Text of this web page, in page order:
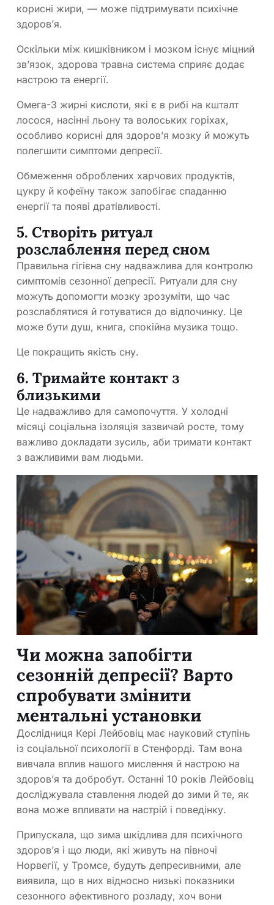
корисні жири, — може підтримувати психічне
здоров’я.
Оскільки між кишківником і мозком існує міцний
зв’язок, здорова травна система сприяє додає
настрою та енергії.
Омега-3 жирні кислоти, які є в рибі на кшталт
лосося, насінні льону та волоських горіхах,
особливо корисні для здоров’я мозку й можуть
полегшити симптоми депресії.
Обмеження оброблених харчових продуктів,
цукру й кофеїну також запобігає спаданню
енергії та появі дратівливості.
5. Створіть ритуал
розслаблення перед сном
Правильна гігієна сну надважлива для контролю
симптомів сезонної депресії. Ритуали для сну
можуть допомогти мозку зрозуміти, що час
розслаблятися й готуватися до відпочинку. Це
може бути душ, книга, спокійна музика тощо.
Це покращить якість сну.
6. Тримайте контакт з
близькими
Це надважливо для самопочуття. У холодні
місяці соціальна ізоляція зазвичай росте, тому
важливо докладати зусиль, аби тримати контакт
з важливими вам людьми.
Чи можна запобігти
сезонній депресії? Варто
спробувати змінити
ментальні установки
Дослідниця Кері Лейбовіц має науковий ступінь
із соціальної психології в Стенфорді. Там вона
вивчала вплив нашого мислення й настрою на
здоров’я та добробут. Останні 10 років Лейбовіц
досліджувала ставлення людей до зими й те, як
вона може впливати на настрій і поведінку.
Припускала, що зима шкідлива для психічного
здоров’я і що люди, які живуть на півночі
Норвегії, у Тромсе, будуть депресивними, але
виявила, що в них відносно низькі показники
сезонного афективного розладу, хоч вони